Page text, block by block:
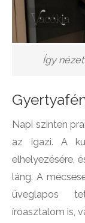
Így
Napi szinten
az igazi. A
elhelyezésére,
láng. A
üveglapos
íróasztalom is,